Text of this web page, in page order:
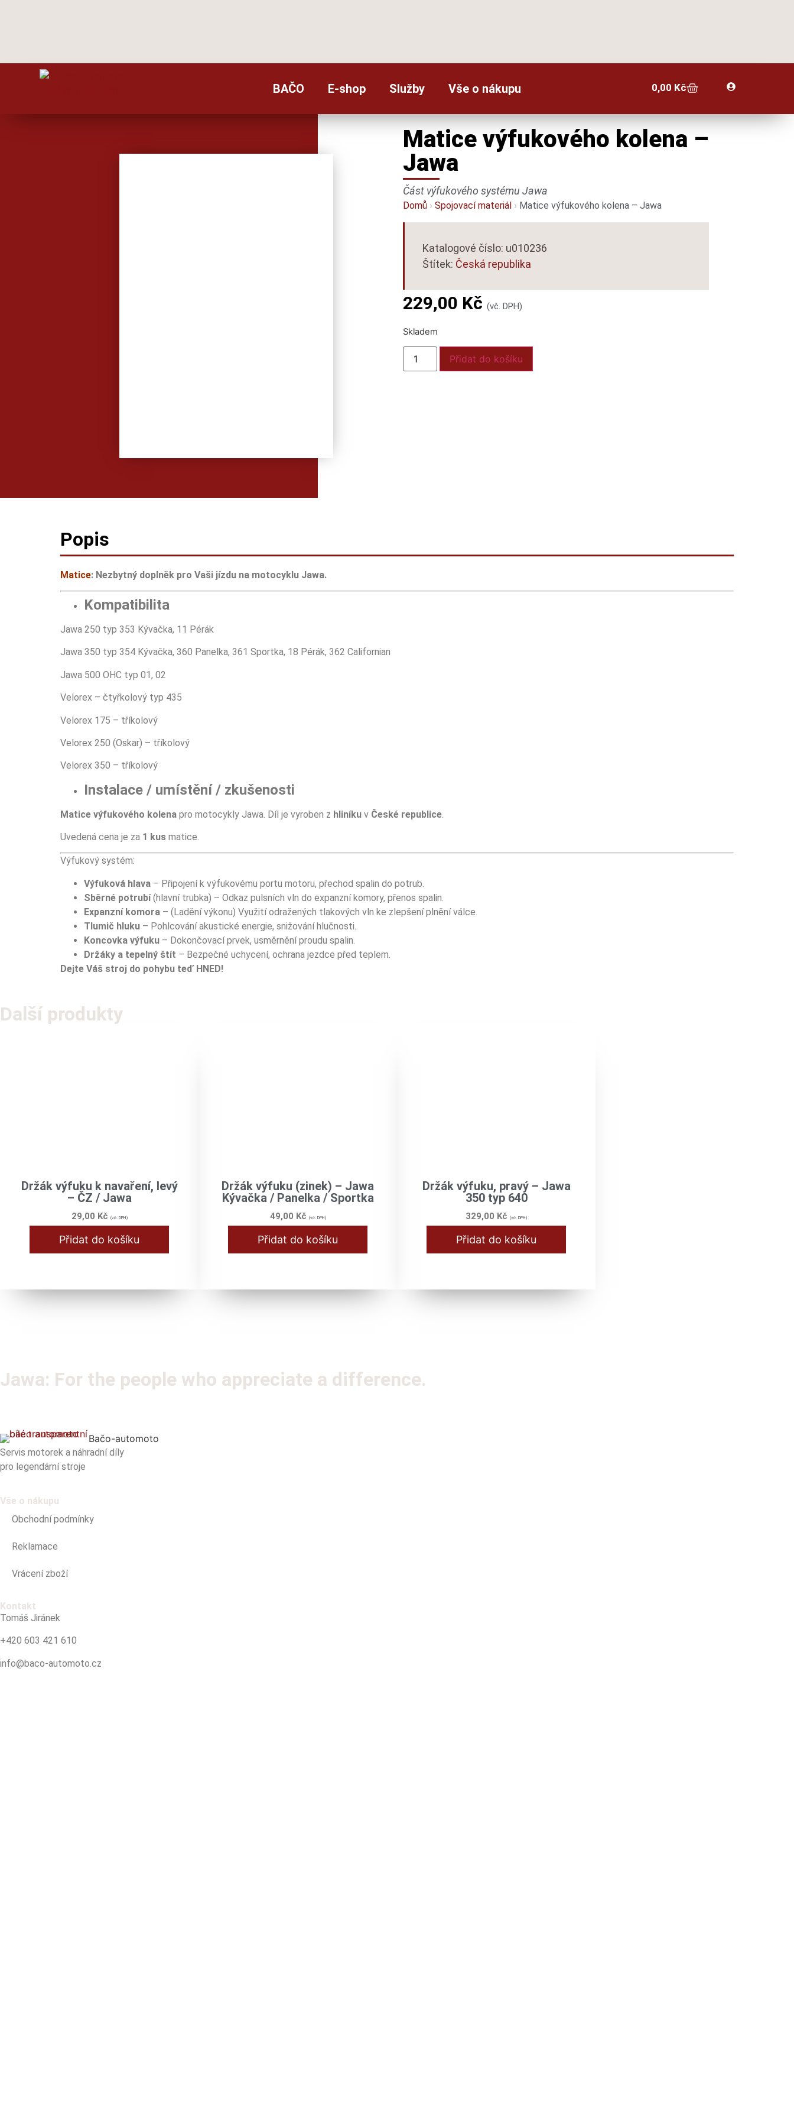
BAČO E-shop Služby Vše o nákupu 0,00 Kč
Matice výfukového kolena –
Jawa
Část výfukového systému Jawa
Domů › Spojovací materiál › Matice výfukového kolena – Jawa
Katalogové číslo: u010236
Štítek: Česká republika
229,00 Kč (vč. DPH)
Skladem
Přidat do košíku
Popis
Matice: Nezbytný doplněk pro Vaši jízdu na motocyklu Jawa.
Kompatibilita
Jawa 250 typ 353 Kývačka, 11 Pérák
Jawa 350 typ 354 Kývačka, 360 Panelka, 361 Sportka, 18 Pérák, 362 Californian
Jawa 500 OHC typ 01, 02
Velorex – čtyřkolový typ 435
Velorex 175 – tříkolový
Velorex 250 (Oskar) – tříkolový
Velorex 350 – tříkolový
Instalace / umístění / zkušenosti
Matice výfukového kolena pro motocykly Jawa. Díl je vyroben z hliníku v České republice
Uvedená cena je za 1 kus matice.
Výfukový systém:
Výfuková hlava – Připojení k výfukovému portu motoru, přechod spalin do potrub.
Sběrné potrubí(hlavní trubka) – Odkaz pulsních vln do expanzní komory, přenos spalin.
Expanzní komora – (Ladění výkonu) Využití odražených tlakových vln ke zlepšení plnění válce.
Tlumič hluku – Pohlcování akustické energie, snižování hlučnosti.
Koncovka výfuku – Dokončovací prvek, usměrnění proudu spalin.
Držáky a tepelný štít – Bezpečné uchycení, ochrana jezdce před teplem.
Dejte Váš stroj do pohybu teď HNED!
Další produkty
Držák výfuku k navaření, levý
– ČZ / Jawa
29,00 Kč (vč. DPH)
Přidat do košíku
Držák výfuku (zinek) – Jawa
Kývačka / Panelka / Sportka
49,00 Kč (vč. DPH)
Přidat do košíku
Držák výfuku, pravý – Jawa
350 typ 640
329,00 Kč (vč. DPH)
Přidat do košíku
Jawa: For the people who appreciate a difference.​
Bačo-automoto
Servis motorek a náhradní díly
pro legendární stroje
Vše o nákupu
Obchodní podmínky
Reklamace
Vrácení zboží
Kontakt
Tomáš Jiránek
+420 603 421 610
info@baco-automoto.cz